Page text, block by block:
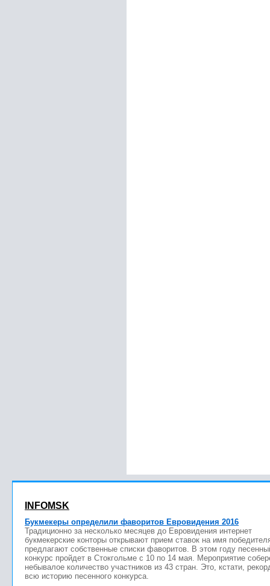
INFOMSK
Букмекеры определили фаворитов Евровидения 2016
Традиционно за несколько месяцев до Евровидения интернет
букмекерские конторы открывают прием ставок на имя
предлагают собственные списки фаворитов. В этом году
конкурс пройдет в Стокгольме с 10 по 14 мая. Мероприятие
небывалое количество участников из 43 стран. Это, кстати,
всю историю песенного конкурса.